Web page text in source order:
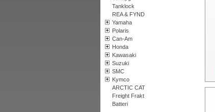
Tanklock
REA & FYND
Yamaha
Polaris
Can-Am
Honda
Kawasaki
Suzuki
SMC
Kymco
ARCTIC CAT
Freight Frakt
Batteri